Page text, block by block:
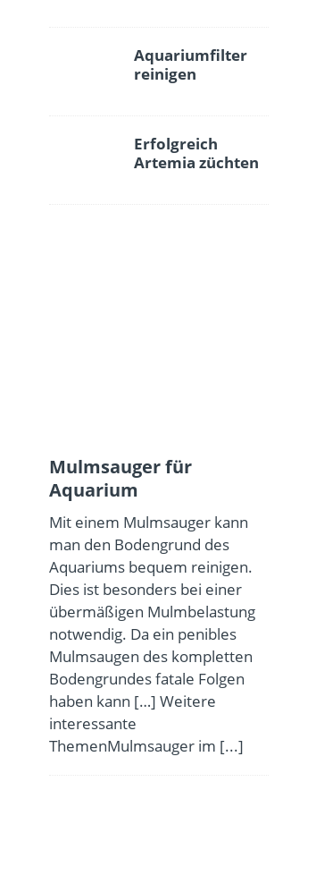
Aquariumfilter
reinigen
Erfolgreich
Artemia züchten
Mulmsauger für
Aquarium
Mit einem Mulmsauger kann
man den Bodengrund des
Aquariums bequem reinigen.
Dies ist besonders bei einer
übermäßigen Mulmbelastung
notwendig. Da ein penibles
Mulmsaugen des kompletten
Bodengrundes fatale Folgen
haben kann […] Weitere
interessante
ThemenMulmsauger im [...]